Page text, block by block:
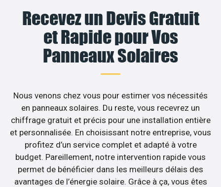
Recevez un Devis Gratuit
et Rapide pour Vos
Panneaux Solaires
Nous venons chez vous pour estimer vos nécessités
en panneaux solaires. Du reste, vous recevrez un
chiffrage gratuit et précis pour une installation entière
et personnalisée. En choisissant notre entreprise, vous
profitez d’un service complet et adapté à votre
budget. Pareillement, notre intervention rapide vous
permet de bénéficier dans les meilleurs délais des
avantages de l’énergie solaire. Grâce à ça, vous êtes